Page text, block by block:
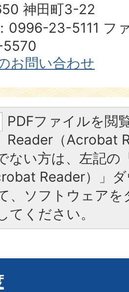
神田町3-22
0996-23-5111 フ
お問い合わせ
PDFファイルを閲
Reader（Acrobat
ない方は、左記の
Reader）」
、ソフトウェア
てください。